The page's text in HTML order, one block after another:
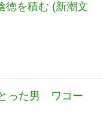
徳を積む (新潮文
った男 ワコー